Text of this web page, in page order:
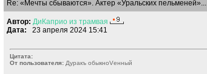
Re: «Мечты сбываются». Актер «Уральских пельменей»...
Автор: ДиКаприо из трамвая
Дата: 23 апреля 2024 15:41
Цитата:
От пользователя: Дуракъ обыкноVенный